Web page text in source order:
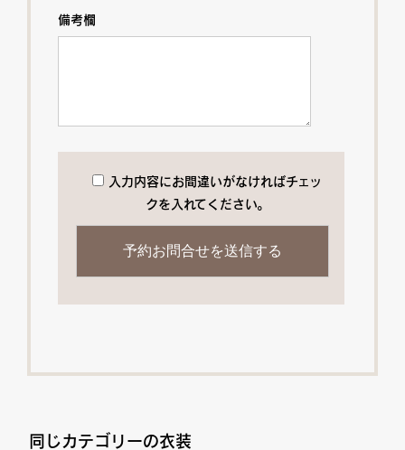
備考欄
入力内容にお間違いがなければチェッ
クを入れてください。
同じカテゴリーの衣装